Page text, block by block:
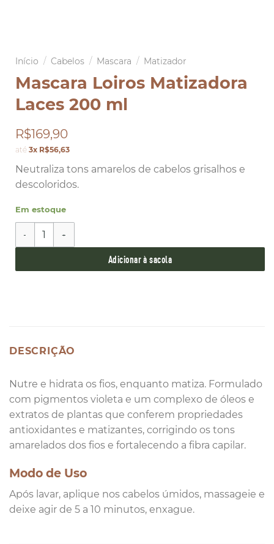
Início / Cabelos / Mascara / Matizador
Mascara Loiros Matizadora
Laces 200 ml
R$169,90
até 3x R$56,63
Neutraliza tons amarelos de cabelos grisalhos e
descoloridos.
Em estoque
Mascara Loiros Matizadora Laces 200 ml quantidade
Adicionar à sacola
DESCRIÇÃO
Nutre e hidrata os fios, enquanto matiza. Formulado
com pigmentos violeta e um complexo de óleos e
extratos de plantas que conferem propriedades
antioxidantes e matizantes, corrigindo os tons
amarelados dos fios e fortalecendo a fibra capilar.
Modo de Uso
Após lavar, aplique nos cabelos úmidos, massageie e
deixe agir de 5 a 10 minutos, enxague.